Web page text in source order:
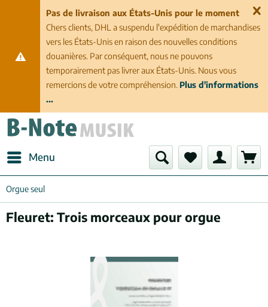
Pas de livraison aux États-Unis pour le moment
Chers clients, DHL a suspendu l'expédition de marchandises
vers les États-Unis en raison des nouvelles conditions
douanières. Par conséquent, nous ne pouvons
temporairement pas livrer aux États-Unis. Nous vous
remercions de votre compréhension. Plus d'informations
...
Menu
Orgue seul
Fleuret: Trois morceaux pour orgue